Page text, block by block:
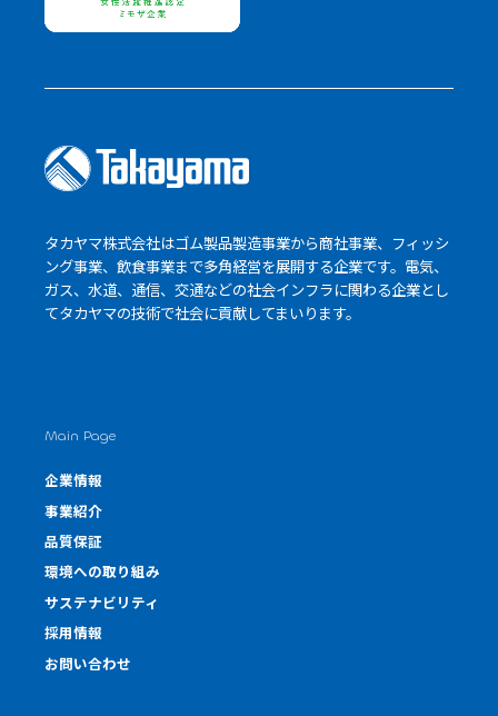
タカヤマ株式会社はゴム製品製造事業から商社事業、フィッシ
ング事業、飲食事業まで多角経営を展開する企業です。電気、
ガス、水道、通信、交通などの社会インフラに関わる企業とし
てタカヤマの技術で社会に貢献してまいります。
Main Page
企業情報
事業紹介
品質保証
環境への取り組み
サステナビリティ
採用情報
お問い合わせ